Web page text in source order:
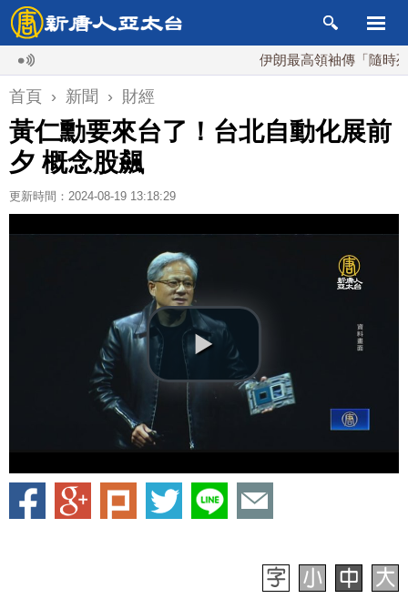
伊朗最高領袖傳「隨時死亡
首頁 › 新聞 › 財經
黃仁勳要來台了！台北自動化展前
夕 概念股飆
更新時間：2024-08-19 13:18:29